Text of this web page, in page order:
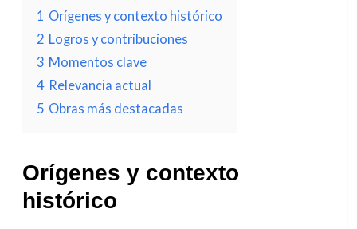
1 Orígenes y contexto histórico
2 Logros y contribuciones
3 Momentos clave
4 Relevancia actual
5 Obras más destacadas
Orígenes y contexto
histórico